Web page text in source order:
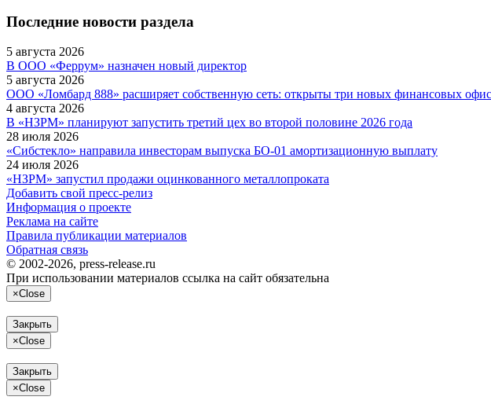
Последние новости раздела
5 августа 2026
В ООО «Феррум» назначен новый директор
5 августа 2026
ООО «Ломбард 888» расширяет собственную сеть: открыты три новых финансовых
4 августа 2026
В «НЗРМ» планируют запустить третий цех во второй половине 2026 года
28 июля 2026
«Сибстекло» направила инвесторам выпуска БО-01 амортизационную выплату
24 июля 2026
«НЗРМ» запустил продажи оцинкованного металлопроката
Добавить свой пресс-релиз
Информация о проекте
Реклама на сайте
Правила публикации материалов
Обратная связь
© 2002-2026, press-release.ru
При использовании материалов ссылка на сайт обязательна
×Close
Закрыть
×Close
Закрыть
×Close